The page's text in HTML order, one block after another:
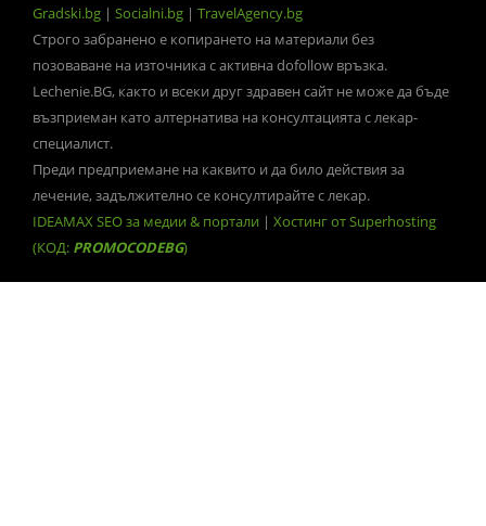
Gradski.bg | Socialni.bg | TravelAgency.bg
Строго забранено е копирането на материали без
позоваване на източника с активна dofollow връзка.
Lechenie.BG, както и всеки друг здравен сайт не може да бъде
възприеман като алтернатива на консултацията с лекар-
специалист.
Преди предприемане на каквито и да било действия за
лечение, задължително се консултирайте с лекар.
IDEAMAX SEO за медии & портали | Хостинг от Superhosting
(КОД: PROMOCODEBG)